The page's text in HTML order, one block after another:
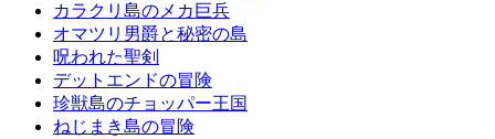
カラクリ島のメカ巨兵
オマツリ男爵と秘密の島
呪われた聖剣
デットエンドの冒険
珍獣島のチョッパー王国
ねじまき島の冒険